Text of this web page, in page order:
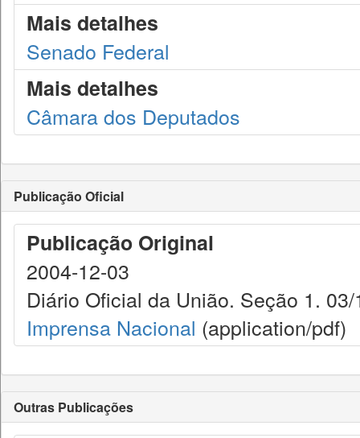
Mais detalhes
Senado Federal
Mais detalhes
Câmara dos Deputados
Publicação Oficial
Publicação Original
2004-12-03
Diário Oficial da União. Seção 1.
Imprensa Nacional (application/pdf)
Outras Publicações